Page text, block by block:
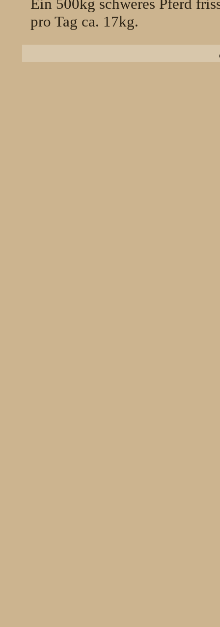
Ein 500kg schweres Pferd
pro Tag ca. 17kg.